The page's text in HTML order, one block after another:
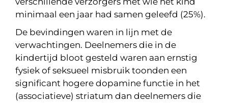
minimaal een jaar had samen geleefd (25%).
De bevindingen waren in lijn met de
verwachtingen. Deelnemers die in de
kindertijd bloot gesteld waren aan ernstig
fysiek of seksueel misbruik toonden een
significant hogere dopamine functie in het
(associatieve) striatum dan deelnemers die